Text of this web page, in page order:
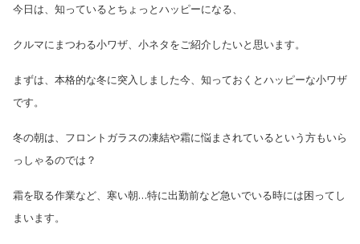
今日は、知っているとちょっとハッピーになる、
クルマにまつわる小ワザ、小ネタをご紹介したいと思います。
まずは、本格的な冬に突入しました今、知っておくとハッピーな小ワザ
です。
冬の朝は、フロントガラスの凍結や霜に悩まされているという方もいら
っしゃるのでは？
霜を取る作業など、寒い朝…特に出勤前など急いでいる時には困ってし
まいます。